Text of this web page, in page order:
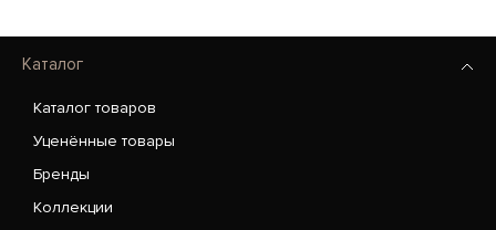
Каталог
Каталог товаров
Уценённые товары
Бренды
Коллекции